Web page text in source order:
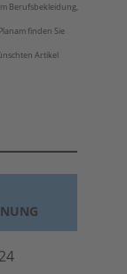
Berufsbekleidung,
finden Sie
Artikel